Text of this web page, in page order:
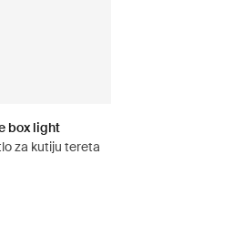
box light
za kutiju tereta